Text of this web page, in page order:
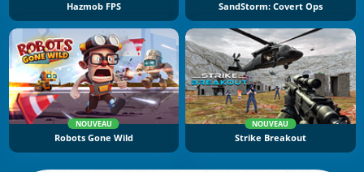
Hazmob FPS SandStorm: Covert Ops
NOUVEAU
Robots Gone Wild
NOUVEAU
Strike Breakout